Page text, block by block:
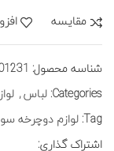
مقايسه
شناسه محصول:
Categories: لباس,
Tag: لوازم دوچرخه
اشتراک گذاری: